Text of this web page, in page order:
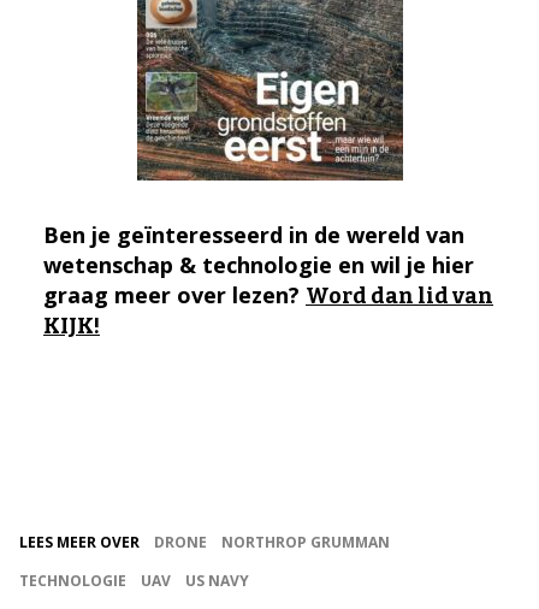
Ben je geïnteresseerd in de wereld van
wetenschap & technologie en wil je hier
graag meer over lezen? Word dan lid van
KIJK!
LEES MEER OVER DRONE
NORTHROP GRUMMAN
TECHNOLOGIE
UAV US NAVY